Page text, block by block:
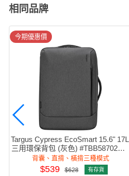
相同品牌
今期優惠價
Targus Cypress EcoSmart 15.6" 17L
三用環保背包 (灰色) #TBB58702GL-
70
背囊、直揹、橫揹三種模式
$539 $628 有存貨